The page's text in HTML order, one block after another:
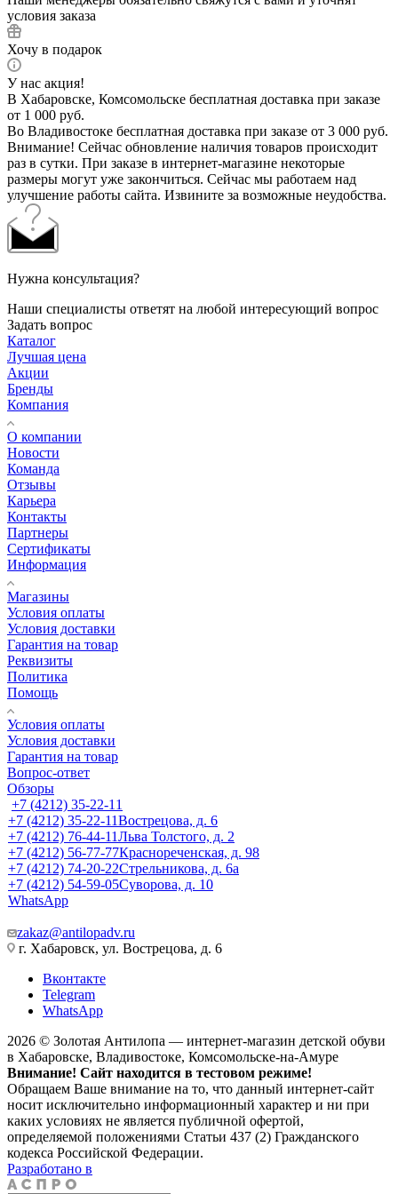
условия заказа
Хочу в подарок
У нас акция!
В Хабаровске, Комсомольске бесплатная доставка при заказе
от 1 000 руб.
Во Владивостоке бесплатная доставка при заказе от 3 000 руб.
Внимание! Сейчас обновление наличия товаров происходит
раз в сутки. При заказе в интернет-магазине некоторые
размеры могут уже закончиться. Сейчас мы работаем над
улучшение работы сайта. Извините за возможные неудобства.
Нужна консультация?
Наши специалисты ответят на любой интересующий вопрос
Задать вопрос
Каталог
Лучшая цена
Акции
Бренды
Компания
О компании
Новости
Команда
Отзывы
Карьера
Контакты
Партнеры
Сертификаты
Информация
Магазины
Условия оплаты
Условия доставки
Гарантия на товар
Реквизиты
Политика
Помощь
Условия оплаты
Условия доставки
Гарантия на товар
Вопрос-ответ
Обзоры
+7 (4212) 35-22-11
+7 (4212) 35-22-11Вострецова, д. 6
+7 (4212) 76-44-11Льва Толстого, д. 2
+7 (4212) 56-77-77Краснореченская, д. 98
+7 (4212) 74-20-22Стрельникова, д. 6а
+7 (4212) 54-59-05Суворова, д. 10
WhatsApp
zakaz@antilopadv.ru
г. Хабаровск, ул. Вострецова, д. 6
Вконтакте
Telegram
WhatsApp
2026 © Золотая Антилопа — интернет-магазин детской обуви
в Хабаровске, Владивостоке, Комсомольске-на-Амуре
Внимание! Сайт находится в тестовом режиме!
Обращаем Ваше внимание на то, что данный интернет-сайт
носит исключительно информационный характер и ни при
каких условиях не является публичной офертой,
определяемой положениями Статьи 437 (2) Гражданского
кодекса Российской Федерации.
Разработано в